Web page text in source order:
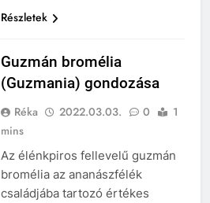
Részletek
Guzmán bromélia
(Guzmania) gondozása
Réka 2022.03.03. 0
1
mins
Az élénkpiros fellevelű guzmán
bromélia az ananászfélék
családjába tartozó értékes